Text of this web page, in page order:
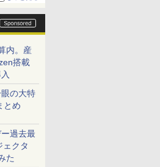
内。産
搭載
の大特
とめ
過去最
ェクタ
た